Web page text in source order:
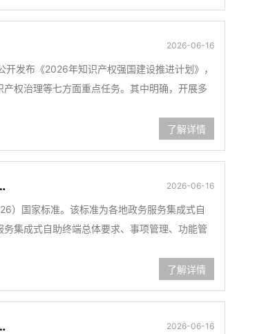
2026-06-16
发布《2026年知识产权强国建设推进计划》，
权治理等七方面重点任务。其中明确，开展多
了解详情
2026-06-16
）国家标准。该标准为各地政务服务集成式自
集成式自助终端总体要求、事项管理、功能管
了解详情
2026-06-16